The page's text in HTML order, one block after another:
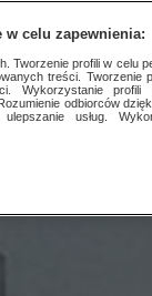
WYŚLIJ
w celu zapewnienia:
Tworzenie profili w celu
treści. Tworzenie
Wykorzystanie profili
odbiorców
usług.